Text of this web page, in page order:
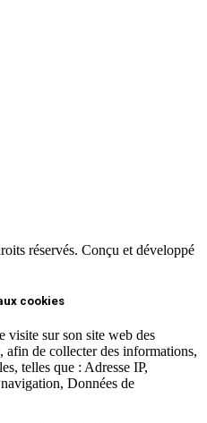
réservés. Conçu et développé
cookies
visite sur son site web des
afin de collecter des informations,
telles que : Adresse IP,
Données de